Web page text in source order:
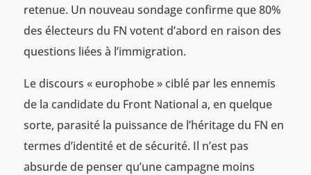
retenue. Un nouveau sondage confirme que 80%
des électeurs du FN votent d’abord en raison des
questions liées à l’immigration.
Le discours « europhobe » ciblé par les ennemis
de la candidate du Front National a, en quelque
sorte, parasité la puissance de l’héritage du FN en
termes d’identité et de sécurité. Il n’est pas
absurde de penser qu’une campagne moins